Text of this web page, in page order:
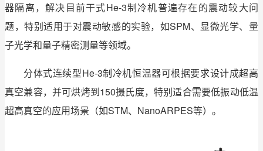
器隔离，解决目前干式He-3制冷机普遍存在的震动较大问
题，特别适用于对震动敏感的实验，如SPM、显微光学、量
子光学和量子精密测量等领域。
分体式连续型He-3制冷机恒温器可根据要求设计成超高
真空兼容，并可烘烤到150摄氏度，特别适合需要低振动低温
超高真空的应用场景（如STM、NanoARPES等）。